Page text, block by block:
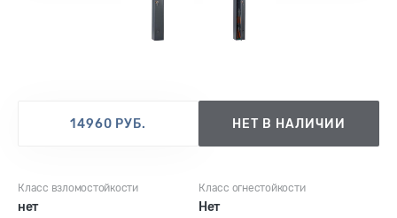
Класс взломостойкости
нет
Класс огнестойкости
Нет
14960 РУБ. НЕТ В НАЛИЧИИ